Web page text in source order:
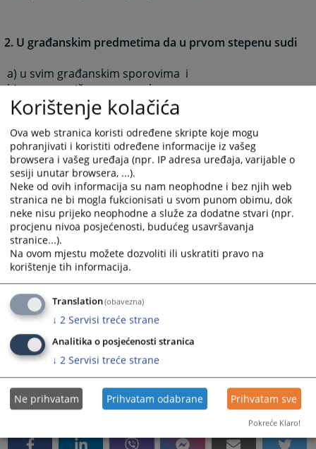
2. U građanskim predmetima da u prvom stepenu sudi
a) u svim građanskim sporovima i
b) u vanparničnom postupku
3. U drugim predmetima
a) da sprovodi izvršni postupak,
b) da određuje mjere obezbjeđenja
c) da obavlja zemljišnoknjižne poslove,
d) da pruža pravnu pomoć sudovima u Bosni i
Hercegovini,
e) da vrši druge poslove određene zakonom.
Nadležnost, unutrašnje uređenje i rad suda regulisani
su Zakonom o sudovima Federacije BiH („Službene
novine F BiH” broj 38/05 i 22/06), Pravilnikom o
unutrašnjem sudskom poslovanju („Službeni glasnik
BiH” broj 57/08) i ostalim pozitivno-pravnim propisima
Bosne i Hercegovine i Federacije BiH.
2780PREGLEDA
Korištenje kolačića
Ova web stranica koristi određene skripte koje mogu
pohranjivati i koristiti određene informacije iz vašeg
browsera i vašeg uređaja (npr. IP adresa uređaja, varijable o
sesiji unutar browsera, ...).
Neke od ovih informacija su nam neophodne i bez njih web
stranica ne bi mogla fukcionisati u svom punom obimu, dok
neke nisu prijeko neophodne a služe za dodatne stvari (npr.
procjenu nivoa posjećenosti, budućeg usavršavanja
stranice...).
Na ovom mjestu možete dozvoliti ili uskratiti pravo na
korištenje tih informacija.
Translation(obavezna)
↓ 2 Servisi treće strane
Analitika o posjećenosti stranica
↓ 2 Servisi treće strane
Ne prihvatam Prihvatam odabrane Prihvatam sve
Pokreće Klaro!